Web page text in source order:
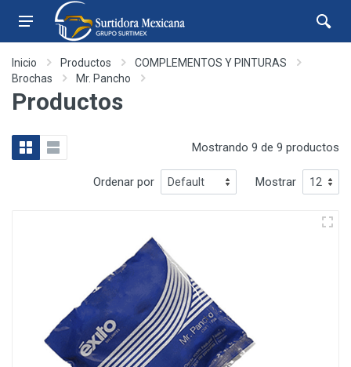
Inicio Productos
COMPLEMENTOS Y PINTURAS
Brochas
Mr. Pancho
Productos
Mostrando 9 de 9 productos
Ordenar por Mostrar